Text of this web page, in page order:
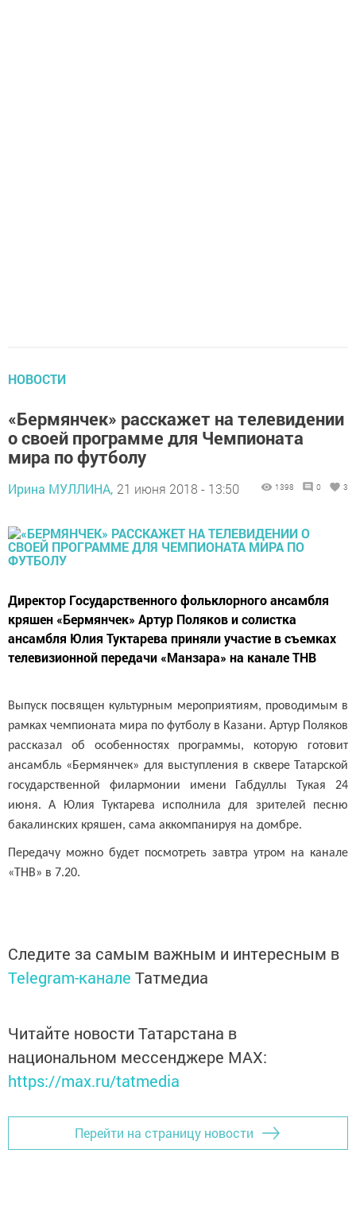
НОВОСТИ
«Бермянчек» расскажет на телевидении
о своей программе для Чемпионата
мира по футболу
Ирина МУЛЛИНА, 21 июня 2018 - 13:50 1398 0 3
Директор Государственного фольклорного ансамбля
кряшен «Бермянчек» Артур Поляков и солистка
ансамбля Юлия Туктарева приняли участие в съемках
телевизионной передачи «Манзара» на канале ТНВ
Выпуск посвящен культурным мероприятиям, проводимым в
рамках чемпионата мира по футболу в Казани. Артур Поляков
рассказал об особенностях программы, которую готовит
ансамбль «Бермянчек» для выступления в сквере Татарской
государственной филармонии имени Габдуллы Тукая 24
июня. А Юлия Туктарева исполнила для зрителей песню
бакалинских кряшен, сама аккомпанируя на домбре.
Передачу можно будет посмотреть завтра утром на канале
«ТНВ» в 7.20.
Следите за самым важным и интересным в
Telegram-канале Татмедиа
Читайте новости Татарстана в
национальном мессенджере MАХ:
https://max.ru/tatmedia
Перейти на страницу новости